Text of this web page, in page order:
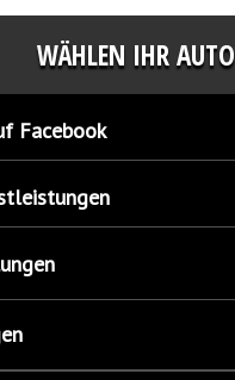
WÄHLEN IHR AUTO
Facebook